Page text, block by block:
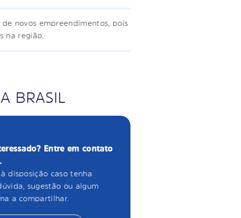
novos empreendimentos, pois
na região.
BRASIL
Entre em contato
à disposição caso tenha
sugestão ou algum
a compartilhar.